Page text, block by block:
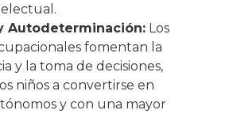
Autodeterminación: Los
fomentan la
y la toma de decisiones,
niños a convertirse en
y con una mayor